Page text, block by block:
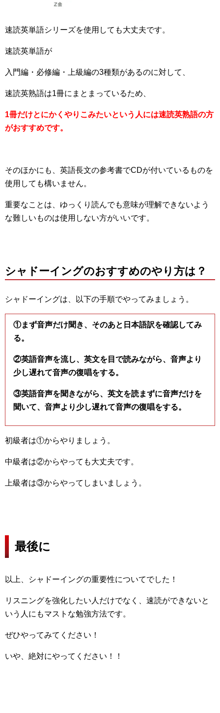
速読英単語シリーズを使用しても大丈夫です。
速読英単語が
入門編・必修編・上級編の3種類があるのに対して、
速読英熟語は1冊にまとまっているため、
1冊だけとにかくやりこみたいという人には速読英熟語の方
がおすすめです。
そのほかにも、英語長文の参考書でCDが付いているものを
使用しても構いません。
重要なことは、ゆっくり読んでも意味が理解できないよう
な難しいものは使用しない方がいいです。
シャドーイングのおすすめのやり方は？
シャドーイングは、以下の手順でやってみましょう。
①まず音声だけ聞き、そのあと日本語訳を確認してみ
る。
②英語音声を流し、英文を目で読みながら、音声より
少し遅れて音声の復唱をする。
③英語音声を聞きながら、英文を読まずに音声だけを
聞いて、音声より少し遅れて音声の復唱をする。
初級者は①からやりましょう。
中級者は②からやっても大丈夫です。
上級者は③からやってしまいましょう。
最後に
以上、シャドーイングの重要性についてでした！
リスニングを強化したい人だけでなく、速読ができないと
いう人にもマストな勉強方法です。
ぜひやってみてください！
いや、絶対にやってください！！